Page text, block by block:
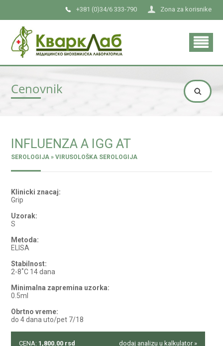
Zona za korisnike
+381 (0)34/6 333-790
Cenovnik
INFLUENZA A IGG AT
SEROLOGIJA » VIRUSOLOŠKA SEROLOGIJA
Klinicki znacaj:
Grip
Uzorak:
S
Metoda:
ELISA
Stabilnost:
2-8˚C 14 dana
Minimalna zapremina uzorka:
0.5ml
Obrtno vreme:
do 4 dana uto/pet 7/18
CENA: 1,800.00 rsd dodaj analizu u kalkulator »